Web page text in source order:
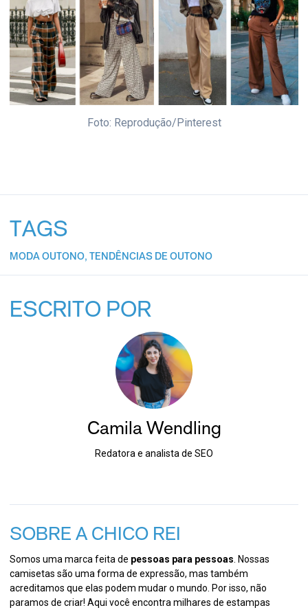
Foto: Reprodução/Pinterest
TAGS
MODA OUTONO, TENDÊNCIAS DE OUTONO
ESCRITO POR
Camila Wendling
Redatora e analista de SEO
SOBRE A CHICO REI
Somos uma marca feita de pessoas para pessoas . Nossas
camisetas são uma forma de expressão, mas também
acreditamos que elas podem mudar o mundo. Por isso, não
paramos de criar! Aqui você encontra milhares de estampas